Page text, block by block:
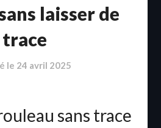
laisser de
trace
le 24 avril 2025
sans trace